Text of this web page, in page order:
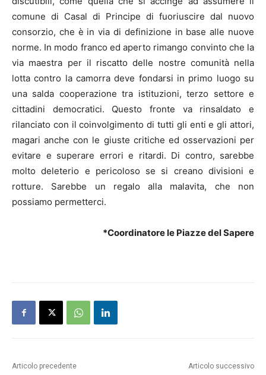
comune di Casal di Principe di fuoriuscire dal nuovo
consorzio, che è in via di definizione in base alle nuove
norme. In modo franco ed aperto rimango convinto che la
via maestra per il riscatto delle nostre comunità nella
lotta contro la camorra deve fondarsi in primo luogo su
una salda cooperazione tra istituzioni, terzo settore e
cittadini democratici. Questo fronte va rinsaldato e
rilanciato con il coinvolgimento di tutti gli enti e gli attori,
magari anche con le giuste critiche ed osservazioni per
evitare e superare errori e ritardi. Di contro, sarebbe
molto deleterio e pericoloso se si creano divisioni e
rotture. Sarebbe un regalo alla malavita, che non
possiamo permetterci.
*Coordinatore le Piazze del Sapere
Articolo precedente Articolo successivo